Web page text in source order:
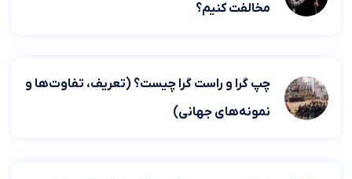
مخالفت کنیم؟
چپ گرا و راست گرا چیست؟ (تعریف، تفاوت‌ها و
نمونه‌های جهانی)